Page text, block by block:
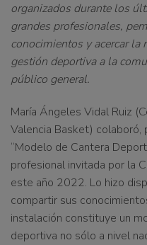
organizados durante los
grandes profesionales,
conocimientos y acercar la
gestión deportiva a la
público general.
María Ángeles Vidal Ruiz
Valencia Basket)
“Modelo de Cantera
profesional invitada por la
este año 2022. Lo hizo
compartir sus
instalación constituye un
deportiva no sólo a nivel